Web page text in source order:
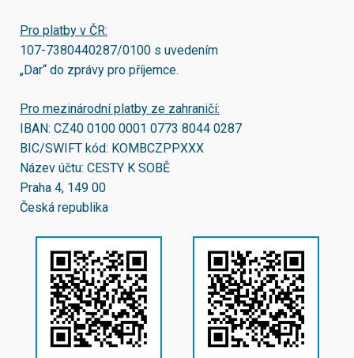
Pro platby v ČR:
107-7380440287/0100 s uvedením
„Dar“ do zprávy pro příjemce.
Pro mezinárodní platby ze zahraničí:
IBAN: CZ40 0100 0001 0773 8044 0287
BIC/SWIFT kód: KOMBCZPPXXX
Název účtu: CESTY K SOBĚ
Praha 4, 149 00
Česká republika